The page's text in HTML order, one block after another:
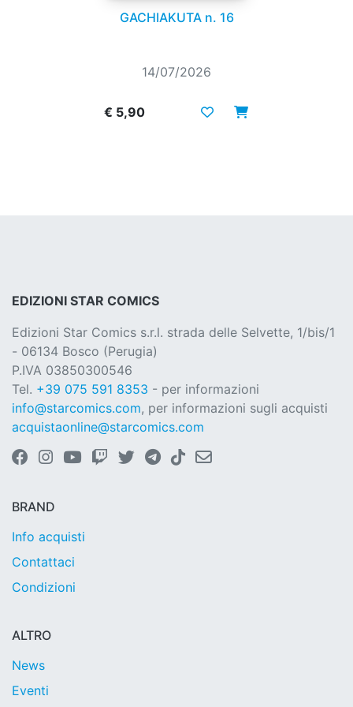
GACHIAKUTA n. 16
14/07/2026
€ 5,90
EDIZIONI STAR COMICS
Edizioni Star Comics s.r.l. strada delle Selvette, 1/bis/1
- 06134 Bosco (Perugia)
P.IVA 03850300546
Tel. +39 075 591 8353 - per informazioni
info@starcomics.com, per informazioni sugli acquisti
acquistaonline@starcomics.com
BRAND
Info acquisti
Contattaci
Condizioni
ALTRO
News
Eventi